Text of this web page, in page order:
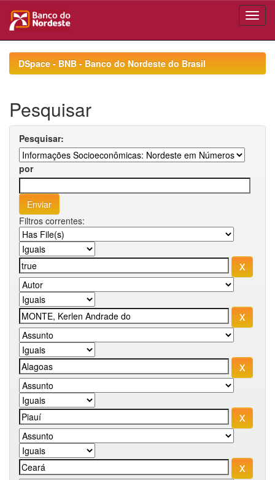
navigationDSpace - BNB - Banco do Nordeste do Brasil
Pesquisar
Pesquisar:
por
Filtros correntes: